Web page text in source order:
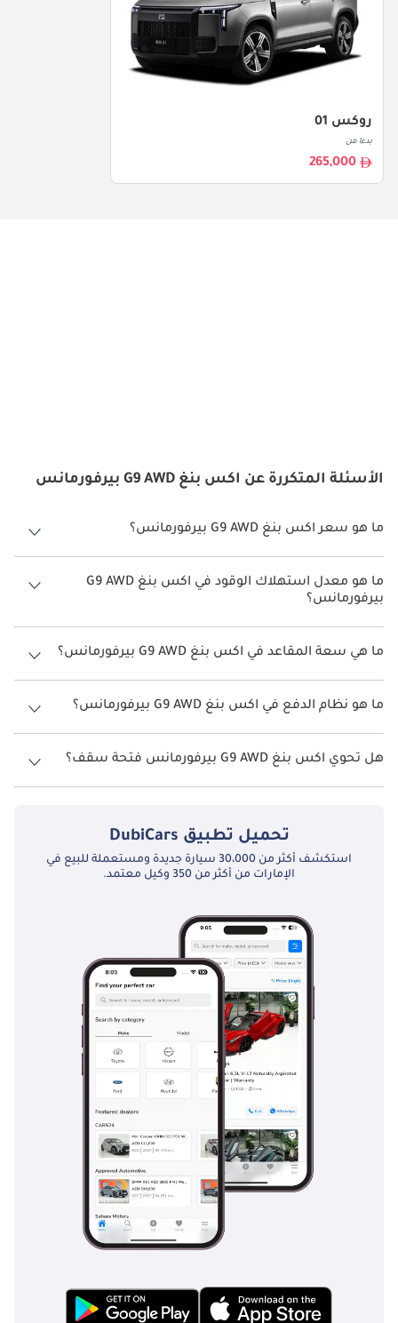
روكس 01
بدءا من
265,000
الأسئلة المتكررة عن اكس بنغ G9 AWD بيرفورمانس
ما هو سعر اكس بنغ G9 AWD بيرفورمانس؟
سعر اكس بنغ G9 AWD بيرفورمانس هو درهم 252,900.
ما هو معدل استهلاك الوقود في اكس بنغ G9 AWD
بيرفورمانس؟
يبلغ معدل استهلاك الوقود المقترح من الشركة المصنعة لسيارة اكس بنغ
G9 2026 من 460 كم - 570 كم.
ما هي سعة المقاعد في اكس بنغ G9 AWD بيرفورمانس؟
تتسع اكس بنغ G9 AWD بيرفورمانس لأ 5 أشخاص.
ما هو نظام الدفع في اكس بنغ G9 AWD بيرفورمانس؟
نظام الدفع في اكس بنغ G9 All Wheel Drive AWD بيرفورمانس.
هل تحوي اكس بنغ G9 AWD بيرفورمانس فتحة سقف؟
نعم توفر اكس بنغ G9 AWD بيرفورمانس فتحة السقف كخيار.
تحميل تطبيق DubiCars
استكشف أكثر من 30،000 سيارة جديدة ومستعملة للبيع في
الإمارات من أكثر من 350 وكيل معتمد.